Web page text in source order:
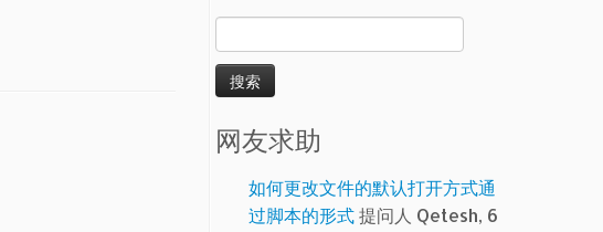
索：
网友求助
如何更改文件的默认打开方式通
过脚本的形式提问人 Qetesh, 6